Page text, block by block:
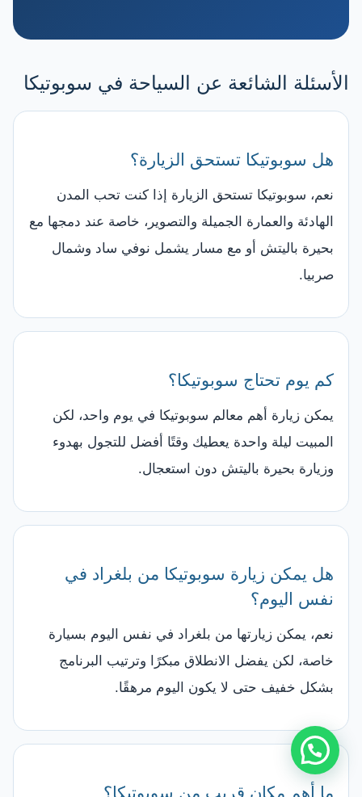
الأسئلة الشائعة عن السياحة في سوبوتيكا
هل سوبوتيكا تستحق الزيارة؟
نعم، سوبوتيكا تستحق الزيارة إذا كنت تحب المدن
الهادئة والعمارة الجميلة والتصوير، خاصة عند دمجها مع
بحيرة باليتش أو مع مسار يشمل نوفي ساد وشمال
صربيا.
كم يوم تحتاج سوبوتيكا؟
يمكن زيارة أهم معالم سوبوتيكا في يوم واحد، لكن
المبيت ليلة واحدة يعطيك وقتًا أفضل للتجول بهدوء
وزيارة بحيرة باليتش دون استعجال.
هل يمكن زيارة سوبوتيكا من بلغراد في
نفس اليوم؟
نعم، يمكن زيارتها من بلغراد في نفس اليوم بسيارة
خاصة، لكن يفضل الانطلاق مبكرًا وترتيب البرنامج
بشكل خفيف حتى لا يكون اليوم مرهقًا.
ما أهم مكان قريب من سوبوتيكا؟